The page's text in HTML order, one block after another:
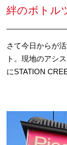
絆のボトル
さて今日からが
ト。現地のアシ
にSTATION